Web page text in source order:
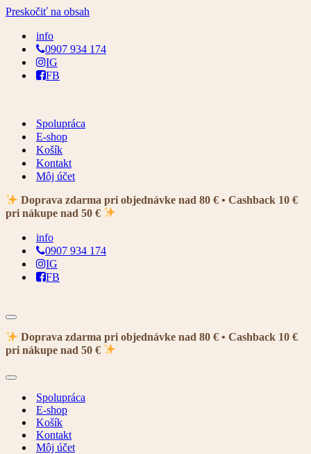
Preskočiť na obsah
info
0907 934 174
IG
FB
Spolupráca
E-shop
Košík
Kontakt
Môj účet
Doprava zdarma pri objednávke nad 80 € • Cashback 10 €
pri nákupe nad 50 €
info
0907 934 174
IG
FB
Menu
navigácie
Doprava zdarma pri objednávke nad 80 € • Cashback 10 €
pri nákupe nad 50 €
Menu
navigácieSpolupráca
E-shop
Košík
Kontakt
Môj účet